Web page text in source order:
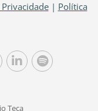
| Política
Teca